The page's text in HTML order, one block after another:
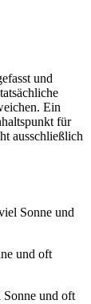
und
Ein
für
ausschließlich
Sonne und
und oft
Sonne und oft